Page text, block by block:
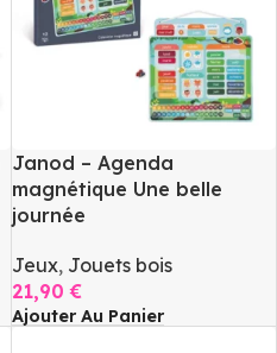
Janod – Agenda
magnétique Une belle
journée
Jeux, Jouets bois
21,90€
Ajouter Au Panier